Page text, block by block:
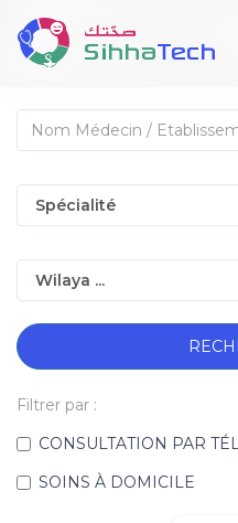
Filtrer par :
CONSULTATION PAR
SOINS À DOMICILE